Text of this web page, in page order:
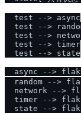
  test --> async
test -->
test -->
  test --> timer
  test --> state
async -->
random -->
network -->
timer -->